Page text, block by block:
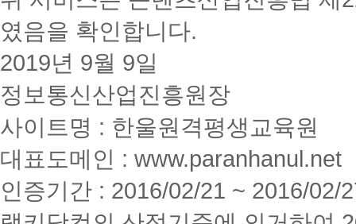
였음을 확인합니다.
2019년 9월 9일
정보통신산업진흥원장
사이트명 : 한울원격평생교육원
대표도메인 : www.paranhanul.net
인증기간 : 2016/02/21 ~ 2016/02/